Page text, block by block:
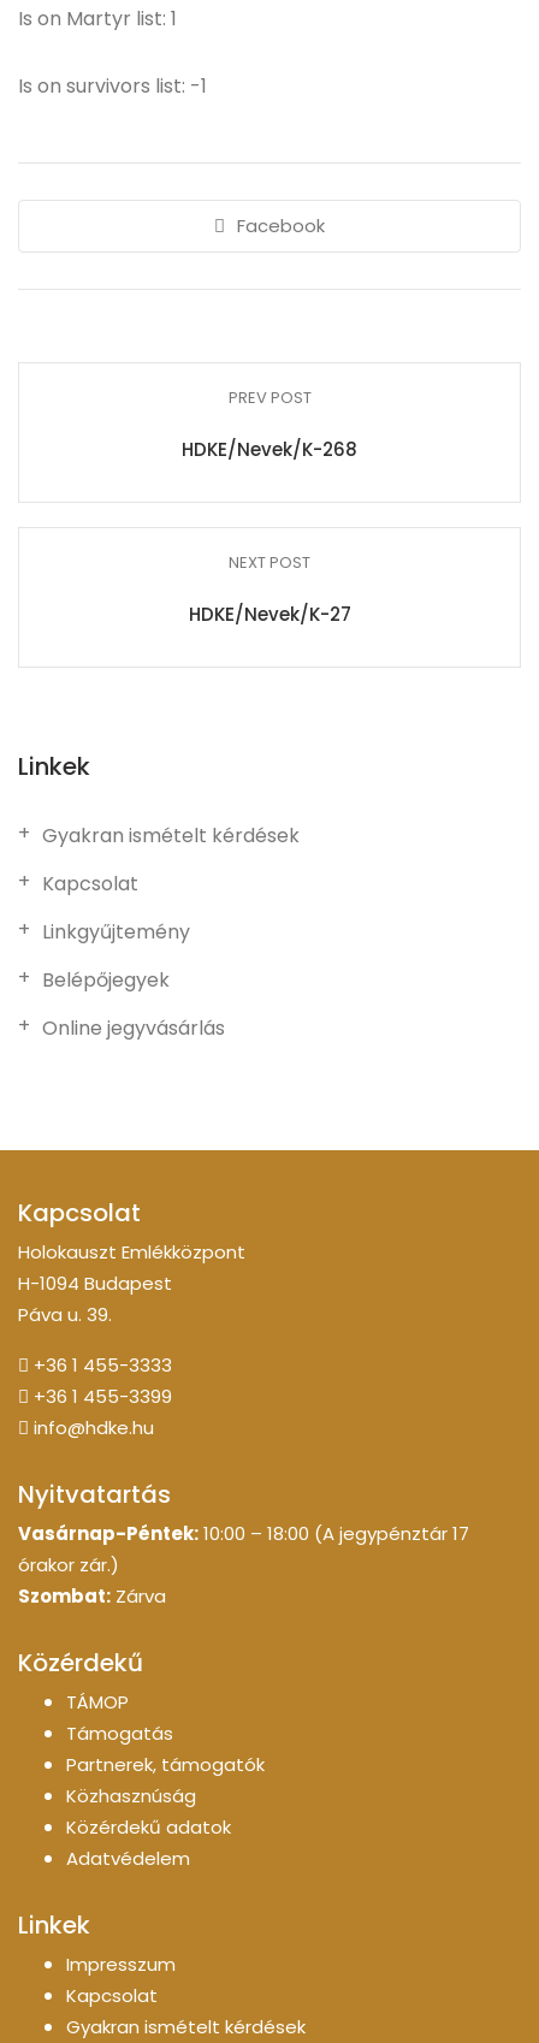
Is on Martyr list: 1
Is on survivors list: -1
Facebook
PREV POST
HDKE/Nevek/K-268
NEXT POST
HDKE/Nevek/K-27
Linkek
Gyakran ismételt kérdések
Kapcsolat
Linkgyűjtemény
Belépőjegyek
Online jegyvásárlás
Kapcsolat
Holokauszt Emlékközpont
H-1094 Budapest
Páva u. 39.
+36 1 455-3333
+36 1 455-3399
info@hdke.hu
Nyitvatartás
Vasárnap-Péntek:10:00 – 18:00 (A jegypénztár 17
órakor zár.)
Szombat: Zárva
Közérdekű
TÁMOP
Támogatás
Partnerek, támogatók
Közhasznúság
Közérdekű adatok
Adatvédelem
Linkek
Impresszum
Kapcsolat
Gyakran ismételt kérdések